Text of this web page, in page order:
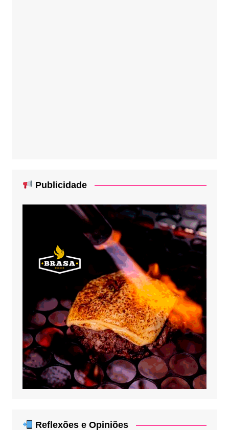
Publicidade
Reflexões e Opiniões